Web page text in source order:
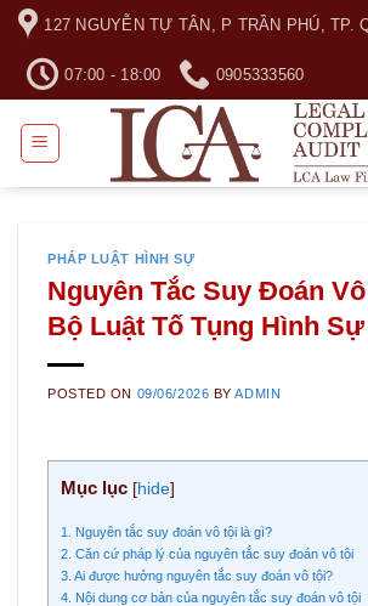
Skip
content
127 NGUYỄN TỰ TÂN, P TRẦN PHÚ, TP.
07:00 - 18:00 0905333560
PHÁP LUẬT HÌNH SỰ
Nguyên Tắc Suy Đoán
Bộ Luật Tố Tụng Hình
POSTED ON 09/06/2026 BYADMIN
Mục lục [hide]
1. Nguyên tắc suy đoán vô tội là gì?
2. Căn cứ pháp lý của nguyên tắc suy đoán vô tội
3. Ai được hưởng nguyên tắc suy đoán vô tội?
4. Nội dung cơ bản của nguyên tắc suy đoán vô tội